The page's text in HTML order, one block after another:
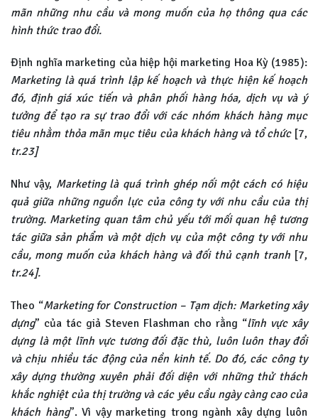
mãn những nhu cầu và mong muốn của họ thông qua các
hình thức trao đổi.
Định nghĩa marketing của hiệp hội marketing Hoa Kỳ (1985):
Marketing là quá trình lập kế hoạch và thực hiện kế hoạch
đó, định giá xúc tiến và phân phối hàng hóa, dịch vụ và ý
tưởng để tạo ra sự trao đổi với các nhóm khách hàng mục
tiêu nhằm thỏa mãn mục tiêu của khách hàng và tổ chức[7,
tr.23]
Như vậy, Marketing là quá trình ghép nối một cách có hiệu
quả giữa những nguồn lực của công ty với nhu cầu của thị
trường. Marketing quan tâm chủ yếu tới mối quan hệ tương
tác giữa sản phẩm và một dịch vụ của một công ty với nhu
cầu, mong muốn của khách hàng và đối thủ cạnh tranh[7,
tr.24].
Theo “Marketing for Construction – Tạm dịch: Marketing xây
dựng” của tác giả Steven Flashman cho rằng “lĩnh vực xây
dựng là một lĩnh vực tương đối đặc thù, luôn luôn thay đổi
và chịu nhiều tác động của nền kinh tế. Do đó, các công ty
xây dựng thường xuyên phải đối diện với những thử thách
khắc nghiệt của thị trường và các yêu cầu ngày càng cao của
khách hàng”. Vì vậy marketing trong ngành xây dựng luôn